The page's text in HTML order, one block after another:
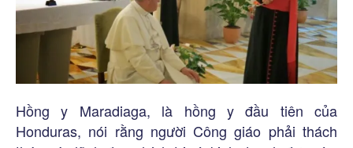
Hồng y Maradiaga, là hồng y đầu tiên của
Honduras, nói rằng người Công giáo phải thách